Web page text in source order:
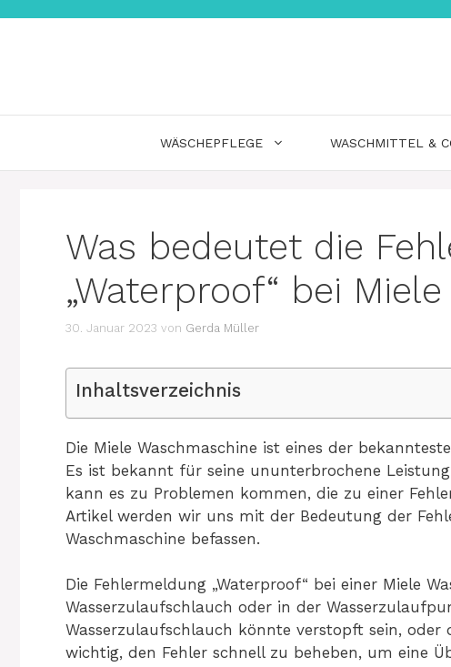
WÄSCHEPFLEGE WASCHMITTEL &
Was bedeutet die
„Waterproof“ bei
30. Januar 2023 von Gerda Müller
Inhaltsverzeichnis
Die Miele Waschmaschine ist eines der
Es ist bekannt für seine ununterbrochene
kann es zu Problemen kommen, die zu einer
Artikel werden wir uns mit der Bedeutung der
Waschmaschine befassen.
Die Fehlermeldung „Waterproof“ bei einer Miele
Wasserzulaufschlauch oder in der
Wasserzulaufschlauch könnte verstopft sein, oder
wichtig, den Fehler schnell zu beheben, um eine